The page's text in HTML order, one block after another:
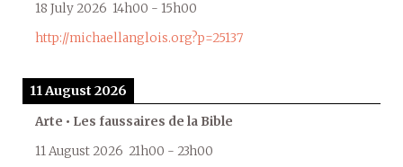
18 July 2026 14h00 - 15h00
http://michaellanglois.org?p=25137
11 August 2026
Arte • Les faussaires de la Bible
11 August 2026 21h00 - 23h00